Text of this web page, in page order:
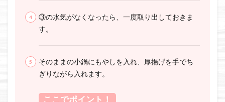
③の水気がなくなったら、一度取り出しておきま
す。
そのままの小鍋にもやしを入れ、厚揚げを手でち
ぎりながら入れます。
ここでポイント！